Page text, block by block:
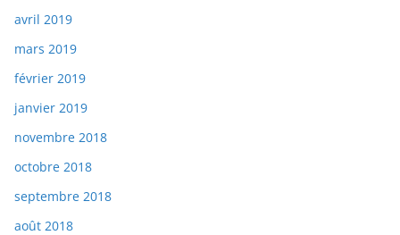
avril 2019
mars 2019
février 2019
janvier 2019
novembre 2018
octobre 2018
septembre 2018
août 2018